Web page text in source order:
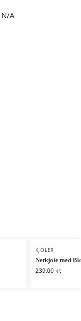
N/A
KJOLER
Netkjole med
239.00 kr.